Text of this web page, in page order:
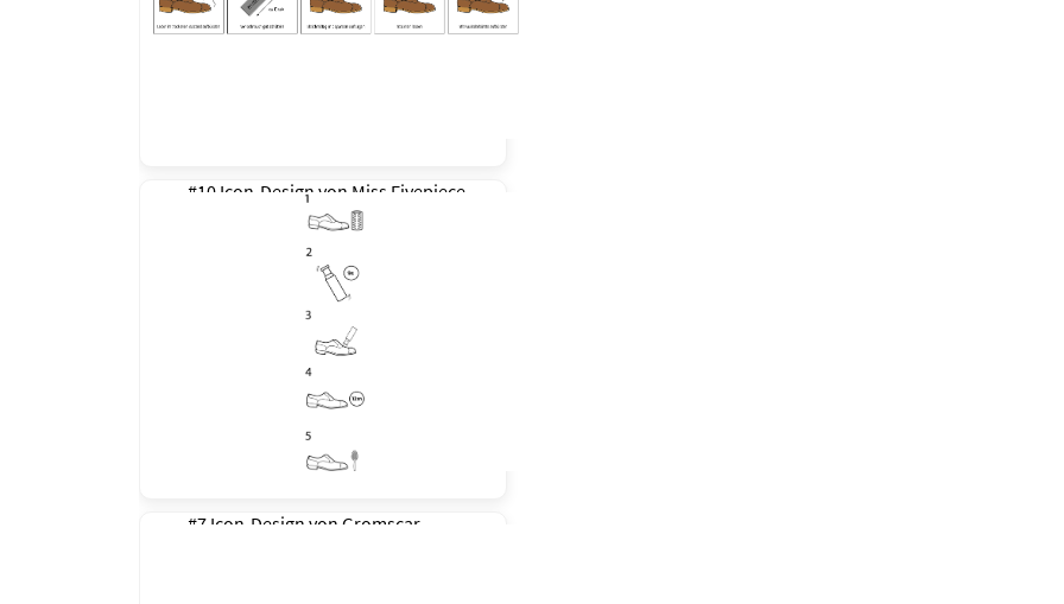
#10 Icon-Design von Miss Fivepiece
#7 Icon-Design von Gromscar